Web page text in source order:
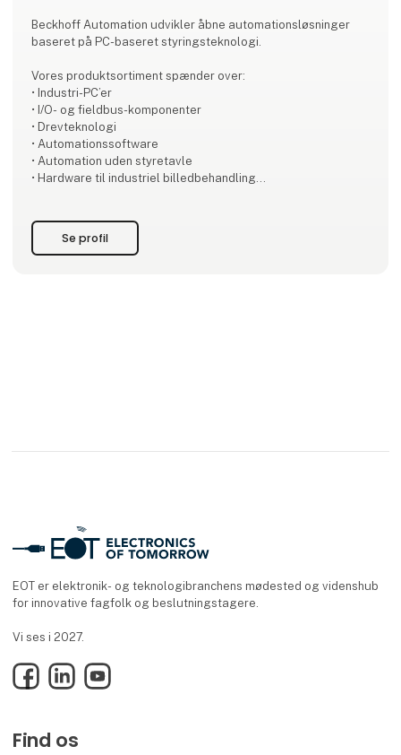
Beckhoff Automation udvikler åbne automationsløsninger
baseret på PC-baseret styringsteknologi.
Vores produktsortiment spænder over:
• Industri-PC’er
• I/O- og fieldbus-komponenter
• Drevteknologi
• Automationssoftware
• Automation uden styretavle
• Hardware til industriel billedbehandling
Hvert produkt kan anvendes som selvstændige komponenter
Se profil
EOT er elektronik- og teknologibranchens mødested og videnshub
for innovative fagfolk og beslutningstagere.
Vi ses i 2027.
FacebookLinkedInYouTube
Find os